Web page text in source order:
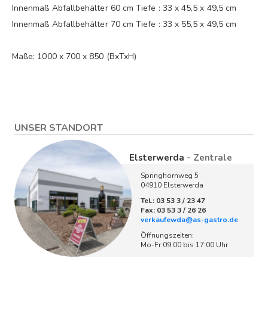
Innenmaß Abfallbehälter 60 cm Tiefe : 33 x 45,5 x 49,5 cm
Innenmaß Abfallbehälter 70 cm Tiefe : 33 x 55,5 x 49,5 cm
Maße: 1000 x 700 x 850 (BxTxH)
UNSER STANDORT
Elsterwerda - Zentrale
Springhornweg 5
04910 Elsterwerda
Tel.: 03 53 3 / 23 47
Fax: 03 53 3 / 26 26
verkaufewda@as-gastro.de
Öffnungszeiten:
Mo-Fr 09:00 bis 17:00 Uhr